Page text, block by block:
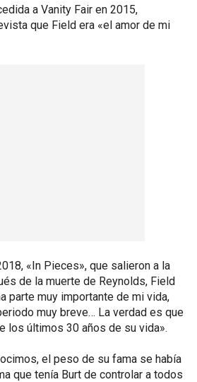
a Vanity Fair en 2015,
que Field era «el amor de mi
«In Pieces», que salieron a la
de la muerte de Reynolds, Field
parte muy importante de mi vida,
muy breve… La verdad es que
los últimos 30 años de su vida».
el peso de su fama se había
que tenía Burt de controlar a todos